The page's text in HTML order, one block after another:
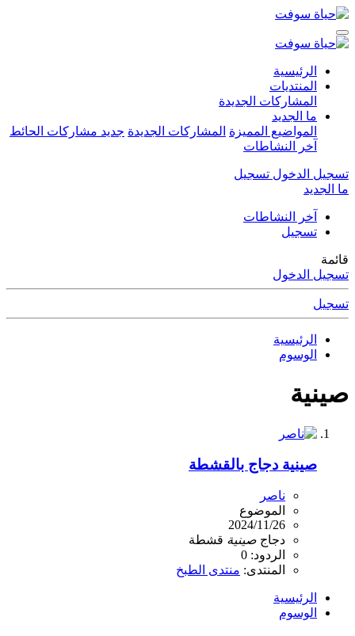
الرئيسية
المنتديات
المشاركات الجديدة
ما الجديد
المواضيع المميزة المشاركات الجديدة جديد مشاركات الحائط
آخر النشاطات
تسجيل الدخول تسجيل
ما الجديد
آخر النشاطات
تسجيل
قائمة
تسجيل الدخول
تسجيل
الرئيسية
الوسوم
صينية
صينية دجاج بالقشطة
ناصر
الموضوع
2024/11/26
دجاج صينية قشطة
الردود: 0
المنتدى: منتدى الطبخ
الرئيسية
الوسوم